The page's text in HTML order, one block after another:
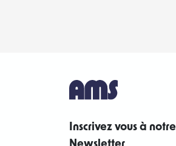
Inscrivez vous à notre